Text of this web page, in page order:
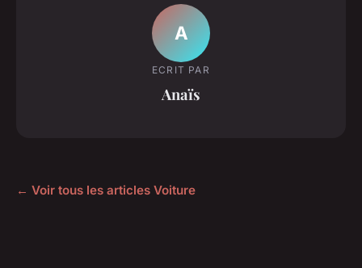
A
ECRIT PAR
Anaïs
← Voir tous les articles Voiture